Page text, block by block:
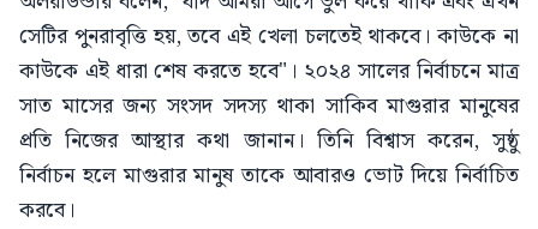
সেটির পুনরাবৃত্তি হয়, তবে এই খেলা চলতেই থাকবে। কাউকে না
কাউকে এই ধারা শেষ করতে হবে"। ২০২৪ সালের নির্বাচনে মাত্র
সাত মাসের জন্য সংসদ সদস্য থাকা সাকিব মাগুরার মানুষের
প্রতি নিজের আস্থার কথা জানান। তিনি বিশ্বাস করেন, সুষ্ঠু
নির্বাচন হলে মাগুরার মানুষ তাকে আবারও ভোট দিয়ে নির্বাচিত
করবে।